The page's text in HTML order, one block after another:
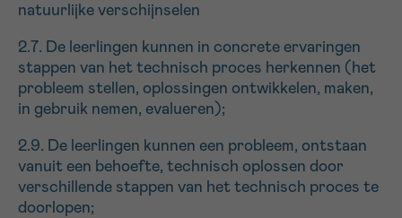
natuurlijke verschijnselen
2.7. De leerlingen kunnen in concrete ervaringen
stappen van het technisch proces herkennen (het
probleem stellen, oplossingen ontwikkelen, maken,
in gebruik nemen, evalueren);
2.9. De leerlingen kunnen een probleem, ontstaan
vanuit een behoefte, technisch oplossen door
verschillende stappen van het technisch proces te
doorlopen;